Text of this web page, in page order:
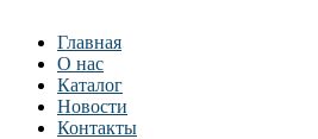
Главная
О нас
Каталог
Новости
Контакты